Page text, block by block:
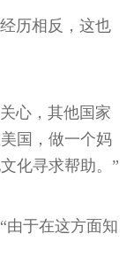
历相反，这也
心，其他国家
国，做一个妈
化寻求帮助。”
于在这方面知